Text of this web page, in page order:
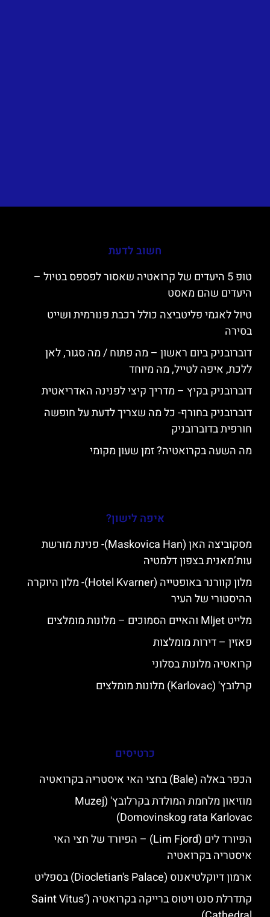
חשוב לדעת
טופ 5 היעדים של קרואטיה שאסור לפספס בטיול –
היעדים שהם מאסט
טיול לאגמי פליטביצה כולל רכבת פנורמית ושייט
בסירה
דוברובניק ביום ראשון – מה פתוח / מה סגור, לאן
ללכת, איפה לטייל, מה מיוחד
דוברובניק בקיץ – מדריך קיצי לפנינה האדריאטית
דוברובניק בחורף- כל מה שצריך לדעת על חופשה
חורפית בדוברובניק
מה השעה בקרואטיה? זמן שעון מקומי
איפה לישון?
מסקוביצה האן (Maskovica Han)- פנינת מורשת
עות’מאנית בצפון דלמטיה
מלון קוורנר באופטייה (Hotel Kvarner)- מלון היוקרה
ההיסטורי של העיר
מלייט Mljet והאיים הסמוכים – מלונות מומלצים
פאזין – דירות מומלצות
קרואטיה מלונות בסלוני
קרלובץ' (Karlovac) מלונות מומלצים
כרטיסים
הכפר באלה (Bale) בחצי האי איסטריה בקרואטיה
מוזיאון מלחמת המולדת בקרלובץ' (Muzej
Domovinskog rata Karlovac)
הפיורד לים (Lim Fjord) – הפיורד של חצי האי
איסטריה בקרואטיה
ארמון דיוקלטיאנוס (Diocletian's Palace) בספליט
קתדרלת סנט ויטוס ברייקה בקרואטיה (Saint Vitus’